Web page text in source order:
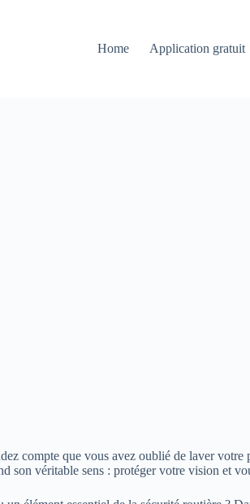
Home Application gratuit
compte que vous avez oublié de laver votre
son véritable sens : protéger votre vision et